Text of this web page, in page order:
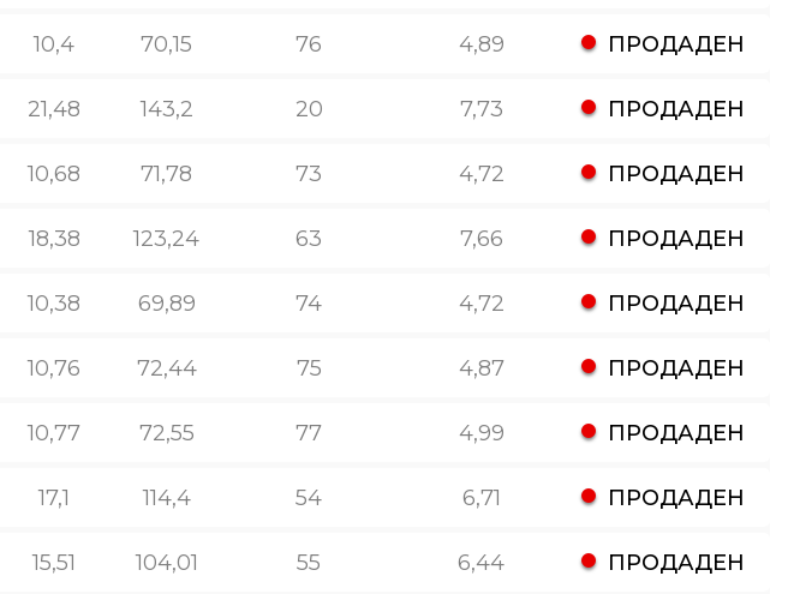
10,4 70,15 76 4,89 ПРОДАДЕН
21,48 143,2 20 7,73 ПРОДАДЕН
10,68 71,78 73 4,72 ПРОДАДЕН
18,38 123,24 63 7,66 ПРОДАДЕН
10,38 69,89 74 4,72 ПРОДАДЕН
10,76 72,44 75 4,87 ПРОДАДЕН
10,77 72,55 77 4,99 ПРОДАДЕН
17,1 114,4 54 6,71 ПРОДАДЕН
15,51 104,01 55 6,44 ПРОДАДЕН